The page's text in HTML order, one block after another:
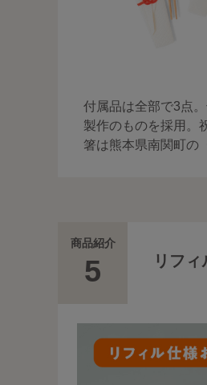
付属品は全部で3点
製作のものを採用。
箸は熊本県南関町の
商品紹介
5 リフ